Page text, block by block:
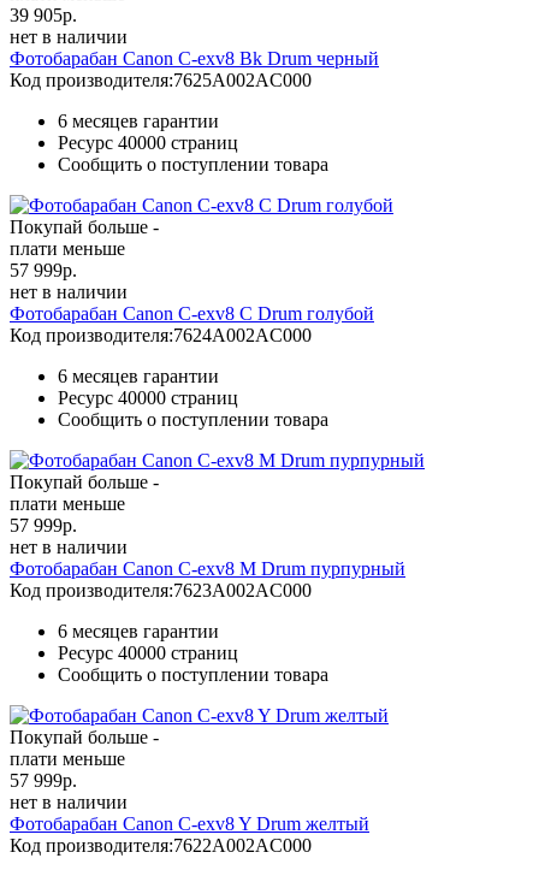
39 905р.
нет в наличии
Фотобарабан Canon C-exv8 Bk Drum черный
Код производителя:7625A002AC000
6 месяцев гарантии
Ресурс 40000 страниц
Сообщить о поступлении товара
Покупай больше -
плати меньше
57 999р.
нет в наличии
Фотобарабан Canon C-exv8 C Drum голубой
Код производителя:7624A002AC000
6 месяцев гарантии
Ресурс 40000 страниц
Сообщить о поступлении товара
Покупай больше -
плати меньше
57 999р.
нет в наличии
Фотобарабан Canon C-exv8 M Drum пурпурный
Код производителя:7623A002AC000
6 месяцев гарантии
Ресурс 40000 страниц
Сообщить о поступлении товара
Покупай больше -
плати меньше
57 999р.
нет в наличии
Фотобарабан Canon C-exv8 Y Drum желтый
Код производителя:7622A002AC000